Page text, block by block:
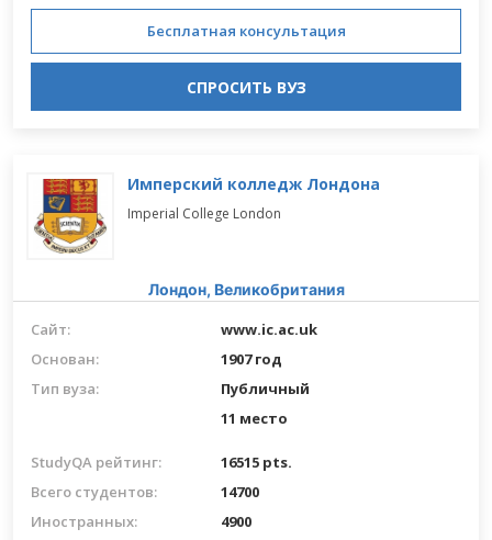
Бесплатная консультация
СПРОСИТЬ ВУЗ
Имперский колледж Лондона
Imperial College London
Лондон, Великобритания
Сайт:
www.ic.ac.uk
Основан:
1907 год
Тип вуза:
Публичный
11 место
StudyQA рейтинг:
16515 pts.
Всего студентов:
14700
Иностранных:
4900